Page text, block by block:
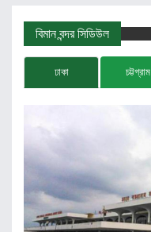
বিমান বন্দর সিডিউল
ঢাকা চট্টগ্রাম